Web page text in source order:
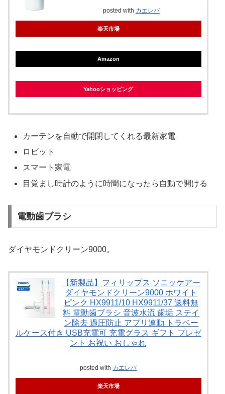
posted with カエレバ
楽天市場
Amazon
Yahooショッピング
カーテンを自動で開閉してくれる最新家電
ロビット
スマート家電
目覚まし時計のように時間になったら自動で開ける
電動歯ブラシ
ダイヤモンドクリーン9000。
【新製品】フィリップス ソニッケアー
ダイヤモンドクリーン9000 ホワイト
ピンク HX9911/10 HX9911/37 送料無
料 電動歯ブラシ 音波水流 歯垢 ステイ
ン除去 過圧防止 アプリ連動 トラベー
ルケース付き USB充電可 充電グラス ギフト プレゼ
ント お祝い おしゃれ
posted with カエレバ
楽天市場